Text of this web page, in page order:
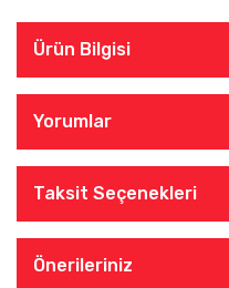
Ürün Bilgisi
Yorumlar
Taksit Seçenekleri
Önerileriniz